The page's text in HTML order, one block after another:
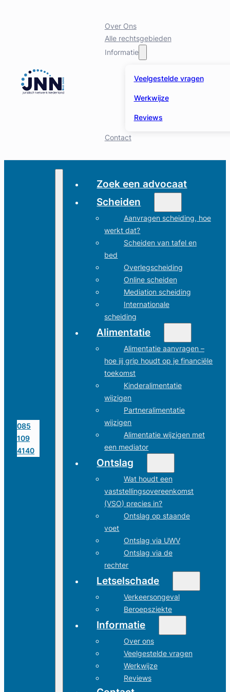
Over Ons
Alle rechtsgebieden
Informatie
Veelgestelde vragen
Werkwijze
Reviews
Contact
085
109
4140
Zoek een advocaat
Scheiden
Aanvragen scheiding, hoe
werkt dat?
Scheiden van tafel en
bed
Overlegscheiding
Online scheiden
Mediation scheiding
Internationale
scheiding
Alimentatie
Alimentatie aanvragen –
hoe jij grip houdt op je financiële
toekomst
Kinderalimentatie
wijzigen
Partneralimentatie
wijzigen
Alimentatie wijzigen met
een mediator
Ontslag
Wat houdt een
vaststellingsovereenkomst
(VSO) precies in?
Ontslag op staande
voet
Ontslag via UWV
Ontslag via de
rechter
Letselschade
Verkeersongeval
Beroepsziekte
Informatie
Over ons
Veelgestelde vragen
Werkwijze
Reviews